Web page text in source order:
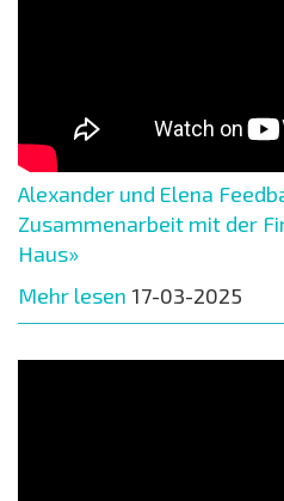
Alexander und Elena
Zusammenarbeit mit der
Haus»
Mehr lesen 17-03-2025